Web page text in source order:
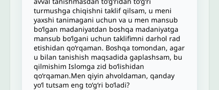
turmushga chiqishni taklif qilsam, u meni
yaxshi tanimagani uchun va u men mansub
bo‘lgan madaniyatdan boshqa madaniyatga
mansub bo‘lgani uchun taklifimni darhol rad
etishidan qo‘rqaman. Boshqa tomondan, agar
u bilan tanishish maqsadida gaplashsam, bu
qilmishim Islomga zid bo‘lishidan
qo‘rqaman.Men qiyin ahvoldaman, qanday
yo‘l tutsam eng to‘g‘ri bo‘ladi?